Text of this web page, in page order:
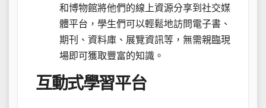
和博物館將他們的線上資源分享到社交媒
體平台，學生們可以輕鬆地訪問電子書、
期刊、資料庫、展覽資訊等，無需親臨現
場即可獲取豐富的知識。
互動式學習平台